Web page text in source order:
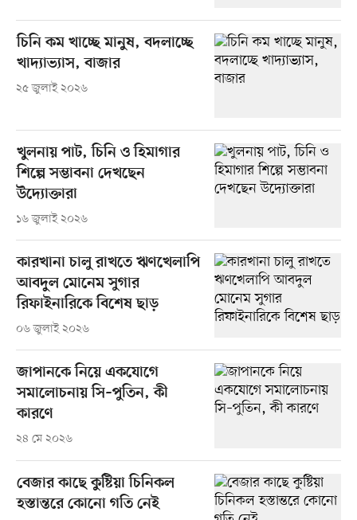
চিনি কম খাচ্ছে মানুষ, বদলাচ্ছে
খাদ্যাভ্যাস, বাজার
২৫ জুলাই ২০২৬
খুলনায় পাট, চিনি ও হিমাগার
শিল্পে সম্ভাবনা দেখছেন
উদ্যোক্তারা
১৬ জুলাই ২০২৬
কারখানা চালু রাখতে ঋণখেলাপি
আবদুল মোনেম সুগার
রিফাইনারিকে বিশেষ ছাড়
০৬ জুলাই ২০২৬
জাপানকে নিয়ে একযোগে
সমালোচনায় সি–পুতিন, কী
কারণে
২৪ মে ২০২৬
বেজার কাছে কুষ্টিয়া চিনিকল
হস্তান্তরে কোনো গতি নেই